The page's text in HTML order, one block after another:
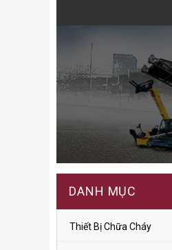
DANH MỤC
Thiết Bị Chữa Cháy